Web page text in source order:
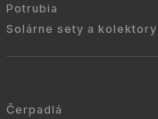
Potrubia
Solárne sety a kolektory
Čerpadlá